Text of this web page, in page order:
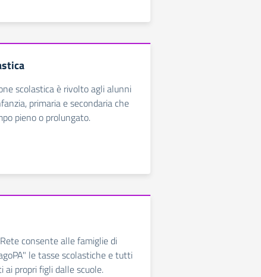
scolastica è rivolto agli alunni
primaria e secondaria che
pieno o prolungato.
consente alle famiglie di
le tasse scolastiche e tutti
ai propri figli dalle scuole.